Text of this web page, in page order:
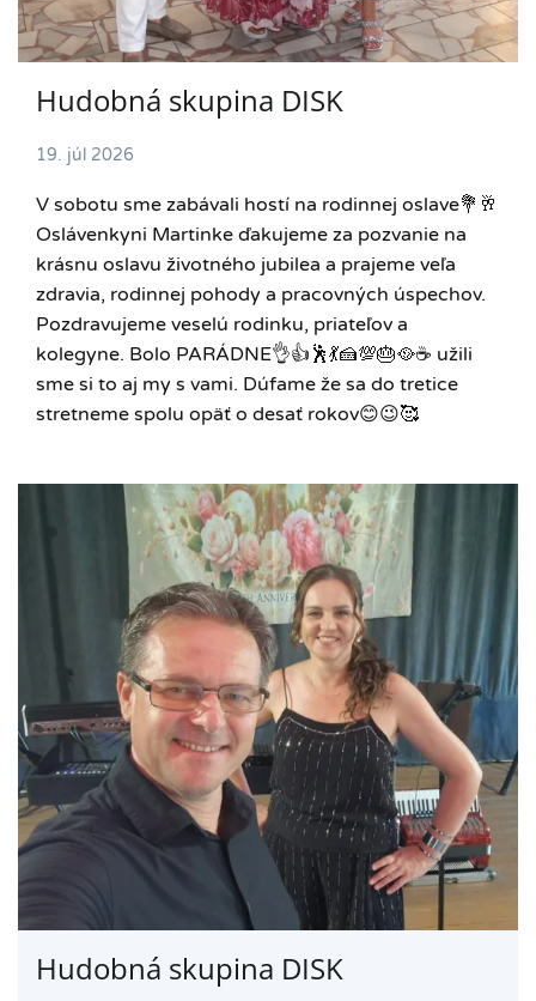
Hudobná skupina DISK
19. júl 2026
V sobotu sme zabávali hostí na rodinnej oslave💐🥂
Oslávenkyni Martinke ďakujeme za pozvanie na
krásnu oslavu životného jubilea a prajeme veľa
zdravia, rodinnej pohody a pracovných úspechov.
Pozdravujeme veselú rodinku, priateľov a
kolegyne. Bolo PARÁDNE👌👍🕺💃🍰💯🎂🥘☕️ užili
sme si to aj my s vami. Dúfame že sa do tretice
stretneme spolu opäť o desať rokov😊😉🥰
Hudobná skupina DISK